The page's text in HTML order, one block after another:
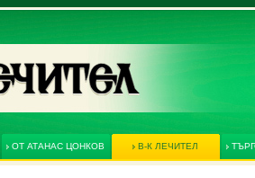
ОТ АТАНАС ЦОНКОВ В-К ЛЕЧИТЕЛ